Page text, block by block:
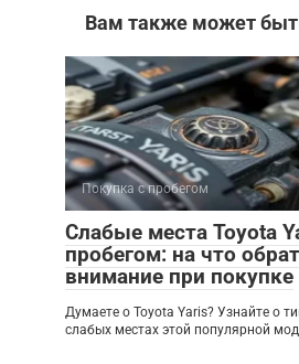
Вам также может
Покупка с пробегом
Слабые места Toyota
пробегом: на что
внимание при покупке
Думаете о Toyota Yaris? Узнайте о
слабых местах этой популярной